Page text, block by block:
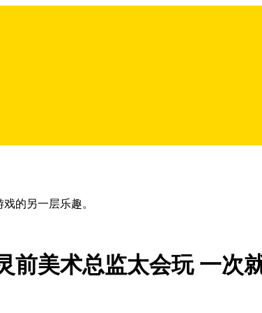
的另一层乐趣。
前美术总监太会玩 一次